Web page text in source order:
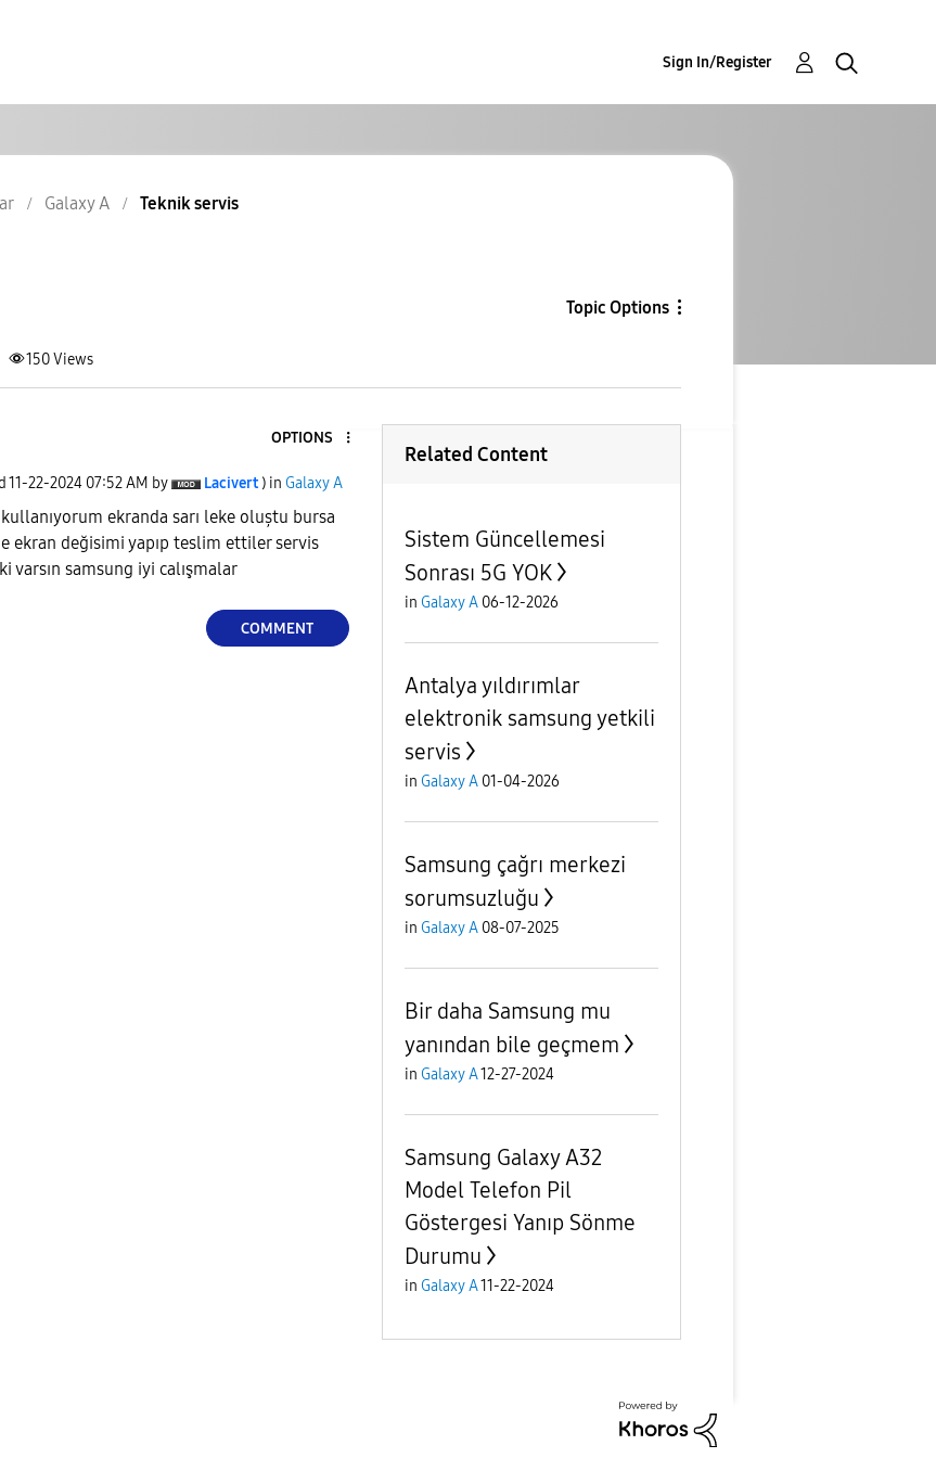
Sign In/Register
Galaxy A Teknik servis
Topic Options
150Views
OPTIONS
‎11-22-2024 07:52 AM by Lacivert ) in Galaxy A
ekranda sarı leke oluștu bursa
ekran değisimi yapıp teslim ettiler servis
varsın samsung iyi calışmalar
COMMENT
Related Content
Sistem Güncellemesi
Sonrası 5G YOK
in Galaxy A 06-12-2026
Antalya yıldırımlar
elektronik samsung yetkili
servis
in Galaxy A 01-04-2026
Samsung çağrı merkezi
sorumsuzluğu
in Galaxy A 08-07-2025
Bir daha Samsung mu
yanından bile geçmem
in Galaxy A12-27-2024
Samsung Galaxy A32
Model Telefon Pil
Göstergesi Yanıp Sönme
Durumu
in Galaxy A11-22-2024